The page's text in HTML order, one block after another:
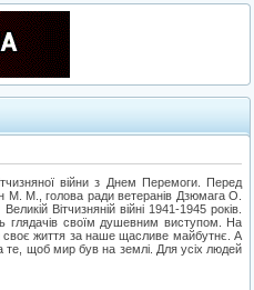
війни з Днем Перемоги. Перед
М. М., голова ради ветеранів Дзюмага О.
Вітчизняній війні 1941-1945 років.
глядачів своїм душевним виступом. На
своє життя за наше щасливе майбутнє. А
те, щоб мир був на землі. Для усіх людей